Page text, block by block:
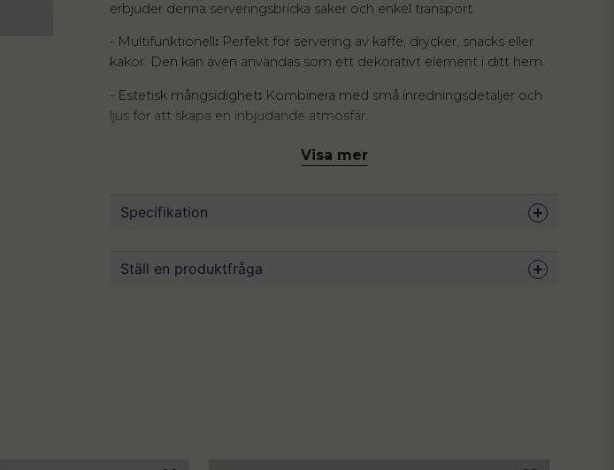
erbjuder denna serveringsbricka säker och enkel transport.
- Multifunktionell : Perfekt för servering av kaffe, drycker, snacks eller
kakor. Den kan även användas som ett dekorativt element i ditt hem.
- Estetisk mångsidighet: Kombinera med små inredningsdetaljer och
ljus för att skapa en inbjudande atmosfär.
Upptäck den perfekta kombinationen av funktionalitet och stil med vår
serveringsbricka i ekfaner. Denna moderna bricka passar utmärkt i en
tilltalande.
ett stilfullt komplement till ditt hem. Oavsett tillfälle, kommer du att
Visa mer
Specifikation
Mått
Ställ en produktfråga